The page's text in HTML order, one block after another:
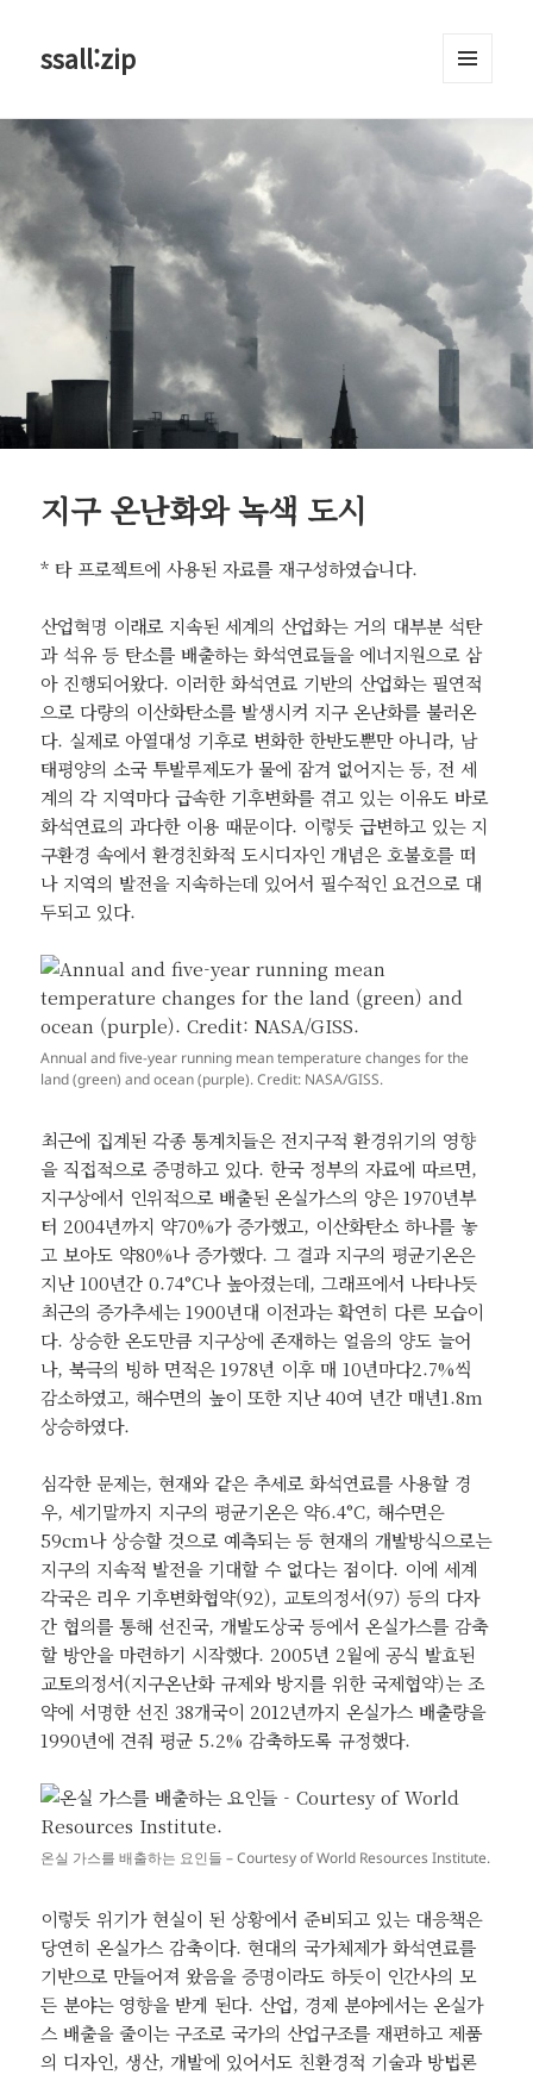
ssall:zip
지구 온난화와 녹색 도시
* 타 프로젝트에 사용된 자료를 재구성하였습니다.
산업혁명 이래로 지속된 세계의 산업화는 거의 대부분 석탄
과 석유 등 탄소를 배출하는 화석연료들을 에너지원으로 삼
아 진행되어왔다. 이러한 화석연료 기반의 산업화는 필연적
으로 다량의 이산화탄소를 발생시켜 지구 온난화를 불러온
다. 실제로 아열대성 기후로 변화한 한반도뿐만 아니라, 남
태평양의 소국 투발루제도가 물에 잠겨 없어지는 등, 전 세
계의 각 지역마다 급속한 기후변화를 겪고 있는 이유도 바로
화석연료의 과다한 이용 때문이다. 이렇듯 급변하고 있는 지
구환경 속에서 환경친화적 도시디자인 개념은 호불호를 떠
나 지역의 발전을 지속하는데 있어서 필수적인 요건으로 대
두되고 있다.
Annual and five-year running mean temperature changes for the
land (green) and ocean (purple). Credit: NASA/GISS.
최근에 집계된 각종 통계치들은 전지구적 환경위기의 영향
을 직접적으로 증명하고 있다. 한국 정부의 자료에 따르면,
지구상에서 인위적으로 배출된 온실가스의 양은 1970년부
터 2004년까지 약70%가 증가했고, 이산화탄소 하나를 놓
고 보아도 약80%나 증가했다. 그 결과 지구의 평균기온은
지난 100년간 0.74°C나 높아졌는데, 그래프에서 나타나듯
최근의 증가추세는 1900년대 이전과는 확연히 다른 모습이
다. 상승한 온도만큼 지구상에 존재하는 얼음의 양도 늘어
나, 북극의 빙하 면적은 1978년 이후 매 10년마다2.7%씩
감소하였고, 해수면의 높이 또한 지난 40여 년간 매년1.8m
상승하였다.
심각한 문제는, 현재와 같은 추세로 화석연료를 사용할 경
우, 세기말까지 지구의 평균기온은 약6.4°C, 해수면은
59cm나 상승할 것으로 예측되는 등 현재의 개발방식으로는
지구의 지속적 발전을 기대할 수 없다는 점이다. 이에 세계
각국은 리우 기후변화협약(92), 교토의정서(97) 등의 다자
간 협의를 통해 선진국, 개발도상국 등에서 온실가스를 감축
할 방안을 마련하기 시작했다. 2005년 2월에 공식 발효된
교토의정서(지구온난화 규제와 방지를 위한 국제협약)는 조
약에 서명한 선진 38개국이 2012년까지 온실가스 배출량을
1990년에 견줘 평균 5.2% 감축하도록 규정했다.
온실 가스를 배출하는 요인들 – Courtesy of World Resources Institute.
이렇듯 위기가 현실이 된 상황에서 준비되고 있는 대응책은
당연히 온실가스 감축이다. 현대의 국가체제가 화석연료를
기반으로 만들어져 왔음을 증명이라도 하듯이 인간사의 모
든 분야는 영향을 받게 된다. 산업, 경제 분야에서는 온실가
스 배출을 줄이는 구조로 국가의 산업구조를 재편하고 제품
의 디자인, 생산, 개발에 있어서도 친환경적 기술과 방법론